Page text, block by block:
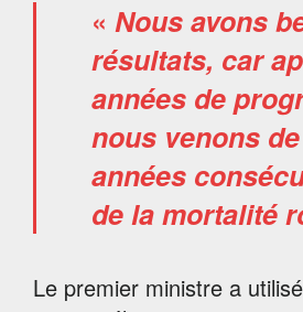
« Nous avons
résultats, car
années de
nous venons
années
de la mortalité
Le premier ministre a